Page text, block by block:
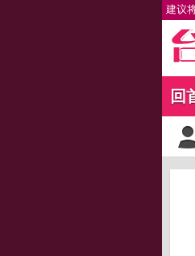
建议
回